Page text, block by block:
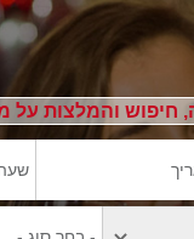
והמלצות על